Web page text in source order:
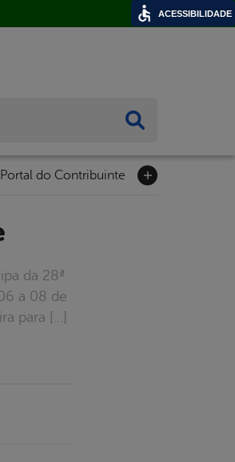
do Contribuinte
da 28ª
a 08 de
para […]
ACESSIBILIDADE